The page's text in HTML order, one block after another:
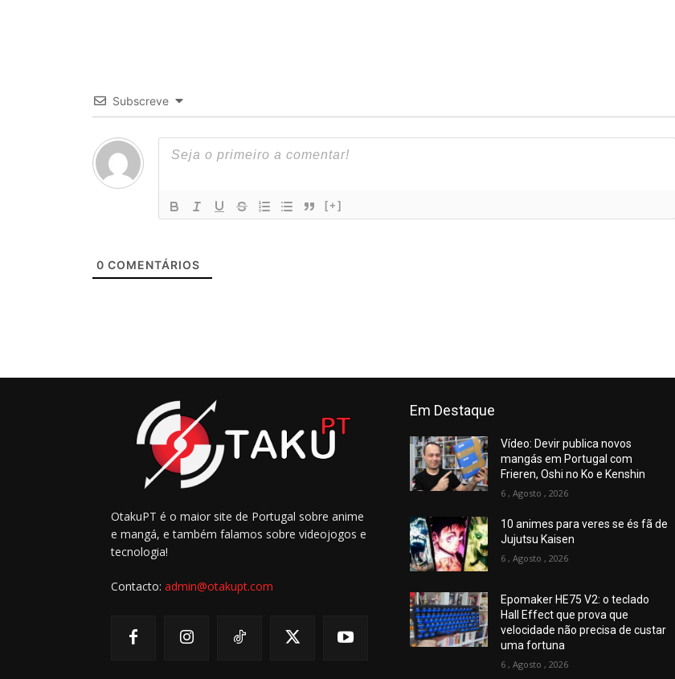
Subscreve
[+]
0 COMENTÁRIOS
OtakuPT é o maior site de Portugal sobre anime
e mangá, e também falamos sobre videojogos e
tecnologia!
Contacto: admin@otakupt.com
Em Destaque
Vídeo: Devir publica novos
mangás em Portugal com
Frieren, Oshi no Ko e Kenshin
6 , Agosto , 2026
10 animes para veres se és fã de
Jujutsu Kaisen
6 , Agosto , 2026
Epomaker HE75 V2: o teclado
Hall Effect que prova que
velocidade não precisa de custar
uma fortuna
6 , Agosto , 2026